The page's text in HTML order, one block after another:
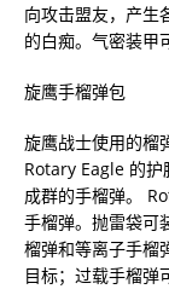
向攻击盟友，产生
的白痴。气密装甲
旋鹰手榴弹包
旋鹰战士使用的榴
Rotary Eagle 的护
成群的手榴弹。
手榴弹。抛雷袋可
榴弹和等离子手榴
目标；过载手榴弹